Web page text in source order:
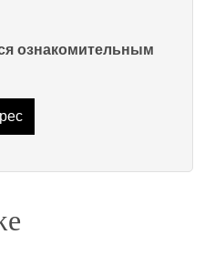
ознакомительным